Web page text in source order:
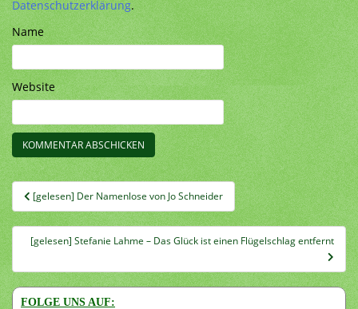
Datenschutzerklärung.
Name
Website
Beitragsnavigation
[gelesen] Der Namenlose von Jo Schneider
[gelesen] Stefanie Lahme – Das Glück ist einen Flügelschlag entfernt
FOLGE UNS AUF: